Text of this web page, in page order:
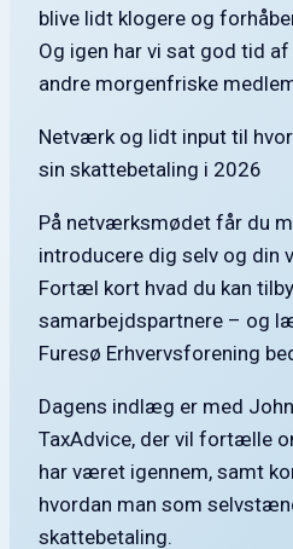
blive lidt klogere og
Og igen har vi sat god tid
andre morgenfriske
Netværk og lidt input til
sin skattebetaling i 2026
På netværksmødet får du
introducere dig selv og din
Fortæl kort hvad du kan
samarbejdspartnere – og
Furesø Erhvervsforening
Dagens indlæg er med
TaxAdvice, der vil fortælle
har været igennem, samt
hvordan man som
skattebetaling.